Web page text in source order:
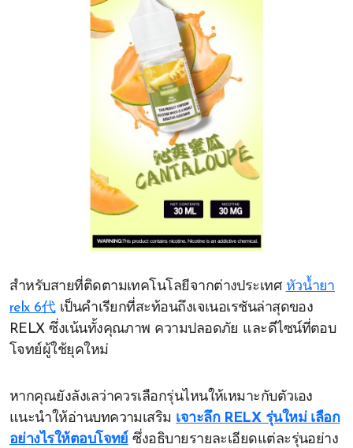
สำหรับสายที่ติดตามเทคโนโลยีจากต่างประเทศ หัวน้ำยา
relx 6代เป็นคำเรียกที่สะท้อนถึงเจเนอเรชันล่าสุดของ
RELX ซึ่งเน้นทั้งคุณภาพ ความปลอดภัย และดีไซน์ที่ตอบ
โจทย์ผู้ใช้ยุคใหม่
หากคุณยังลังเลว่าควรเลือกรุ่นไหนให้เหมาะกับตัวเอง
แนะนำให้อ่านบทความเสริม เจาะลึก RELX รุ่นใหม่ เลือก
อย่างไรให้ตอบโจทย์ ซึ่งอธิบายรายละเอียดแต่ละรุ่นอย่าง